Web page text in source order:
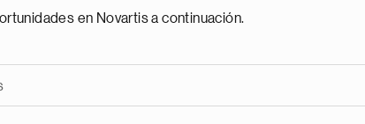
en Novartis a continuación.